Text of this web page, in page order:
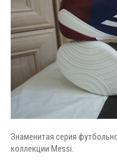
Знаменитая серия
коллекции Messi.